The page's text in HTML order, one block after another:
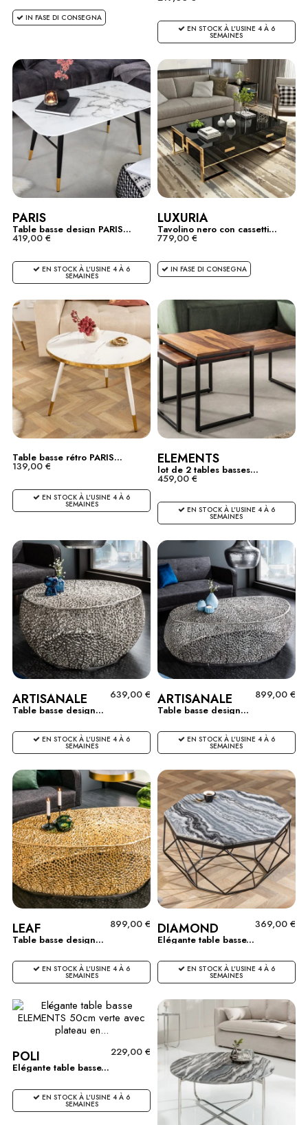
IN FASE DI CONSEGNA
EN STOCK À L'USINE 4 À 6
SEMAINES
PARIS
Table basse design PARIS...
419,00 €
EN STOCK À L'USINE 4 À 6
SEMAINES
LUXURIA
Tavolino nero con cassetti...
779,00 €
IN FASE DI CONSEGNA
Table basse rétro PARIS...
139,00 €
EN STOCK À L'USINE 4 À 6
SEMAINES
ELEMENTS
lot de 2 tables basses...
459,00 €
EN STOCK À L'USINE 4 À 6
SEMAINES
ARTISANALE
Table basse design...
639,00 €
EN STOCK À L'USINE 4 À 6
SEMAINES
ARTISANALE
Table basse design...
899,00 €
EN STOCK À L'USINE 4 À 6
SEMAINES
LEAF
Table basse design...
899,00 €
EN STOCK À L'USINE 4 À 6
SEMAINES
DIAMOND
Elégante table basse...
369,00 €
EN STOCK À L'USINE 4 À 6
SEMAINES
POLI
Elégante table basse...
229,00 €
EN STOCK À L'USINE 4 À 6
SEMAINES